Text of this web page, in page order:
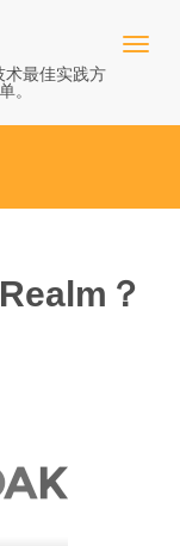
术最佳实践方
。
？